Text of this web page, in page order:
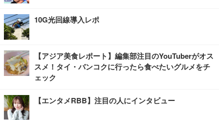
10G光回線導入レポ
【アジア美食レポート】編集部注目のYouTuberがオス
スメ！タイ・バンコクに行ったら食べたいグルメをチ
ェック
【エンタメRBB】注目の人にインタビュー